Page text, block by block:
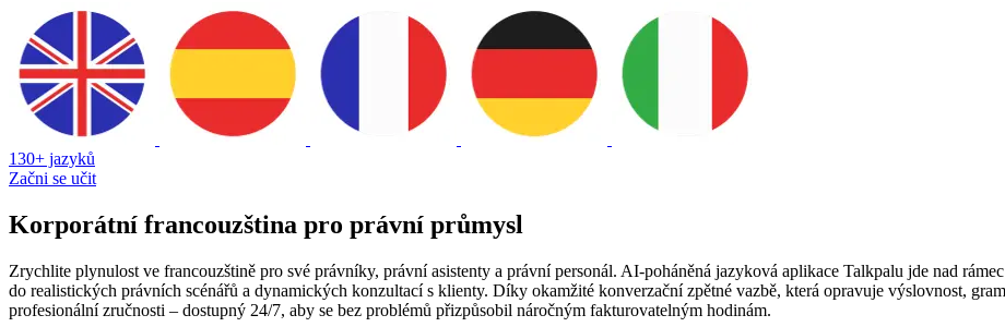
130+ jazyků
Začni se učit
Korporátní francouzština pro právní průmysl
Zrychlite plynulost ve francouzštině pro své právníky, právní asistenty a právní personál. AI-poháněná jazyková aplikace Talkpalu jde nad
do realistických právních scénářů a dynamických konzultací s klienty. Díky okamžité konverzační zpětné vazbě, která opravuje výslovnost,
profesionální zručnosti – dostupný 24/7, aby se bez problémů přizpůsobil náročným fakturovatelným hodinám.